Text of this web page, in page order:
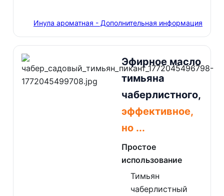
Инула ароматная - Дополнительная информация
Эфирное масло
тимьяна
чаберлистного,
эффективное,
но ...
Простое
использование
Тимьян
чаберлистный